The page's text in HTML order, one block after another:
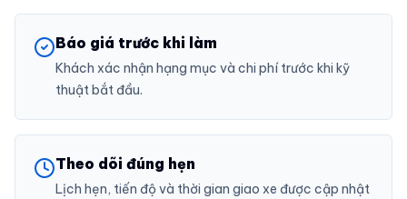
Báo giá trước khi làm
Khách xác nhận hạng mục và chi phí trước khi kỹ
thuật bắt đầu.
Theo dõi đúng hẹn
Lịch hẹn, tiến độ và thời gian giao xe được cập nhật